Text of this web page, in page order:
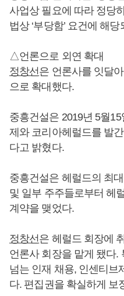
사업상 필요에 따라 정당
법상 ‘부당함’ 요건에 해
△언론으로 외연 확대
정창선은 언론사를 잇달
으로 확대했다.
중흥건설은 2019년 5월
제와 코리아헤럴드를 발
다고 밝혔다.
중흥건설은 헤럴드의 최
및 일부 주주들로부터 헤
계약을 맺었다.
정창선은 헤럴드 회장에
언론사 회장을 맡게 됐다.
넘는 인재 채용, 인센티브
다. 편집권을 확실하게 보